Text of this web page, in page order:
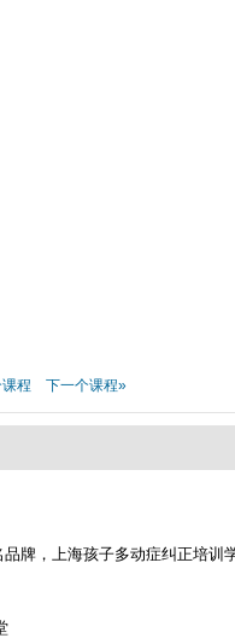
程 下一个课程»
牌，上海孩子多动症纠正培